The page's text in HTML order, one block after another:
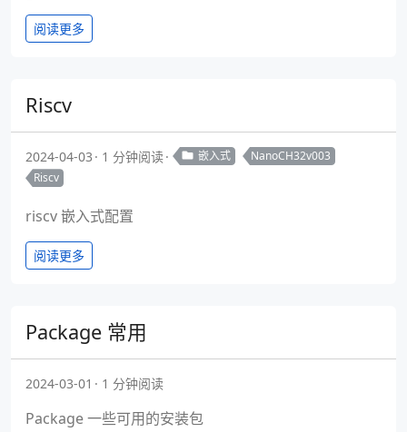
阅读更多
Riscv
2024-04-03 1 分钟阅读 嵌入式
NanoCH32v003
Riscv
riscv 嵌入式配置
阅读更多
Package 常用
2024-03-01 1 分钟阅读
Package 一些可用的安装包